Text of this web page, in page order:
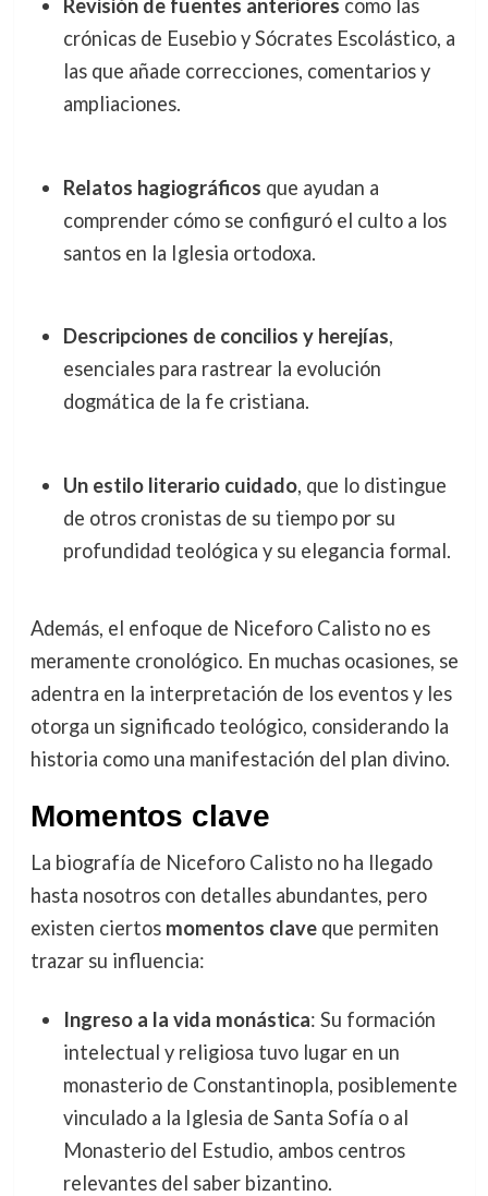
Revisión de fuentes anteriores como las
crónicas de Eusebio y Sócrates Escolástico, a
las que añade correcciones, comentarios y
ampliaciones.
Relatos hagiográficos que ayudan a
comprender cómo se configuró el culto a los
santos en la Iglesia ortodoxa.
Descripciones de concilios y herejías,
esenciales para rastrear la evolución
dogmática de la fe cristiana.
Un estilo literario cuidado, que lo distingue
de otros cronistas de su tiempo por su
profundidad teológica y su elegancia formal.
Además, el enfoque de Niceforo Calisto no es
meramente cronológico. En muchas ocasiones, se
adentra en la interpretación de los eventos y les
otorga un significado teológico, considerando la
historia como una manifestación del plan divino.
Momentos clave
La biografía de Niceforo Calisto no ha llegado
hasta nosotros con detalles abundantes, pero
existen ciertos momentos claveque permiten
trazar su influencia:
Ingreso a la vida monástica: Su formación
intelectual y religiosa tuvo lugar en un
monasterio de Constantinopla, posiblemente
vinculado a la Iglesia de Santa Sofía o al
Monasterio del Estudio, ambos centros
relevantes del saber bizantino.